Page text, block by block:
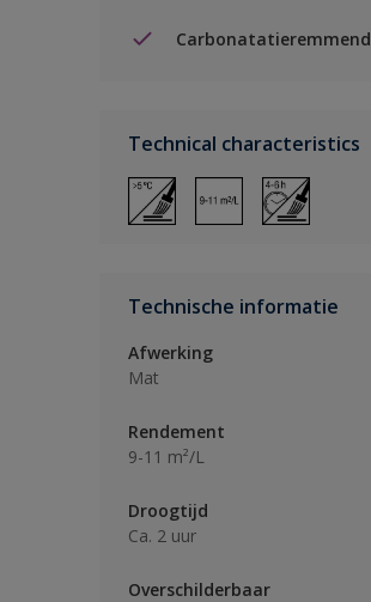
Carbonatatieremmend
Technical characteristics
Technische informatie
Afwerking
Mat
Rendement
9-11 m²/L
Droogtijd
Ca. 2 uur
Overschilderbaar